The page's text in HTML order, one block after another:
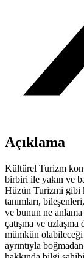
Açıklama
Kültürel Turizm
birbiri ile yakın ve
Hüzün Turizmi gibi
tanımları,
ve bunun ne
çatışma ve
mümkün
ayrıntıyla